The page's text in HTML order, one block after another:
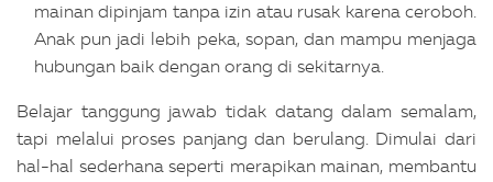
mainan dipinjam tanpa izin atau rusak karena ceroboh.
Anak pun jadi lebih peka, sopan, dan mampu menjaga
hubungan baik dengan orang di sekitarnya.
Belajar tanggung jawab tidak datang dalam semalam,
tapi melalui proses panjang dan berulang. Dimulai dari
hal-hal sederhana seperti merapikan mainan, membantu